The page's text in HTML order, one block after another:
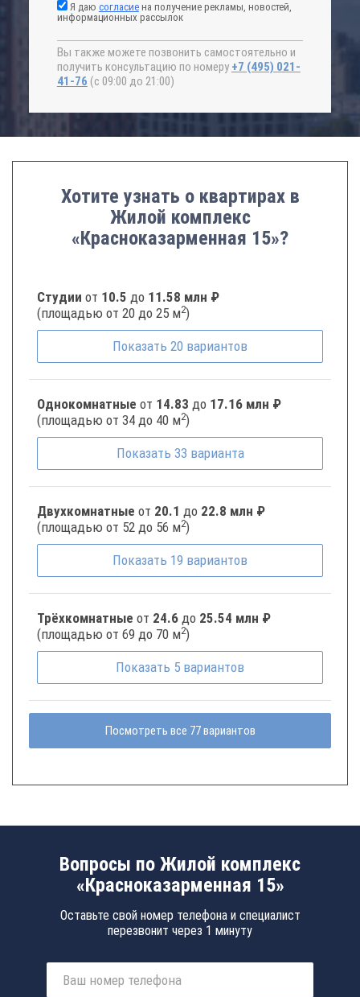
Я даю согласиена получение рекламы, новостей,
информационных рассылок
Вы также можете позвонить самостоятельно и
получить консультацию по номеру +7 (495) 021-
41-76 (с 09:00 до 21:00)
Хотите узнать о квартирах в
Жилой комплекс
«Красноказарменная 15»?
Студии от 10.5 до 11.58 млн ₽
(площадью от 20 до 25 м2)
Показать 20 вариантов
Однокомнатные от 14.83 до 17.16 млн ₽
(площадью от 34 до 40 м2)
Показать 33 варианта
Двухкомнатные от 20.1 до 22.8 млн ₽
(площадью от 52 до 56 м2)
Показать 19 вариантов
Трёхкомнатные от 24.6 до 25.54 млн ₽
(площадью от 69 до 70 м2)
Показать 5 вариантов
Посмотреть все 77 вариантов
Вопросы по Жилой комплекс
«Красноказарменная 15»
Оставьте свой номер телефона и специалист
перезвонит через 1 минуту